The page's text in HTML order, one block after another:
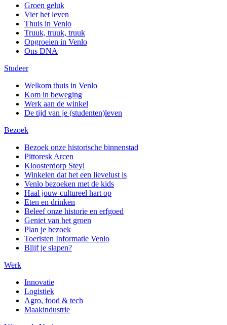
Groen geluk
Vier het leven
Thuis in Venlo
Truuk, truuk, truuk
Opgroeien in Venlo
Ons DNA
Studeer
Welkom thuis in Venlo
Kom in beweging
Werk aan de winkel
De tijd van je (studenten)leven
Bezoek
Bezoek onze historische binnenstad
Pittoresk Arcen
Kloosterdorp Steyl
Winkelen dat het een lievelust is
Venlo bezoeken met de kids
Haal jouw cultureel hart op
Eten en drinken
Beleef onze historie en erfgoed
Geniet van het groen
Plan je bezoek
Toeristen Informatie Venlo
Blijf je slapen?
Werk
Innovatie
Logistiek
Agro, food & tech
Maakindustrie